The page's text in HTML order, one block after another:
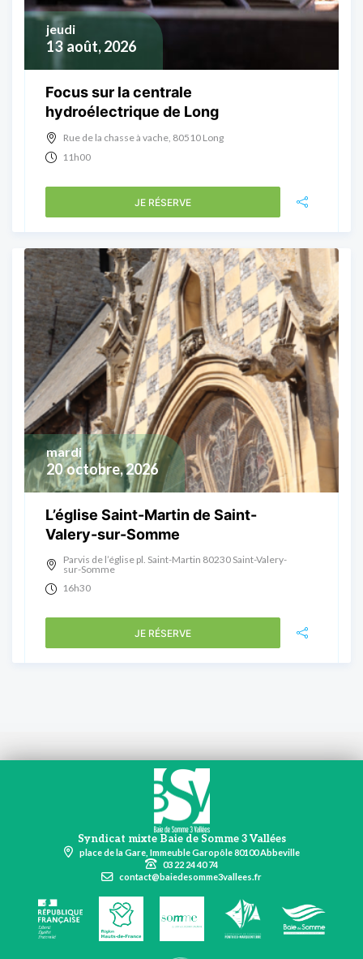
13 août, 2026
jeudi
Focus sur la centrale
hydroélectrique de Long
Rue de la chasse à vache, 80510 Long
11h00
JE RÉSERVE
20 octobre, 2026
mardi
L’église Saint-Martin de Saint-
Valery-sur-Somme
Parvis de l’église pl. Saint-Martin 80230 Saint-Valery-
sur-Somme
16h30
JE RÉSERVE
Syndicat mixte Baie de Somme 3 Vallées
place de la Gare, Immeuble Garopôle 80100 Abbeville
03 22 24 40 74
contact@baiedesomme3vallees.fr